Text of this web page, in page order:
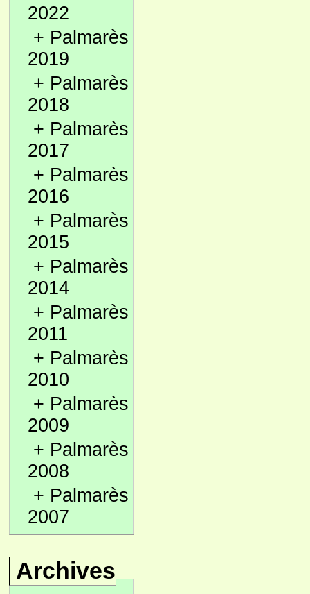
2022
+ Palmarès
2019
+ Palmarès
2018
+ Palmarès
2017
+ Palmarès
2016
+ Palmarès
2015
+ Palmarès
2014
+ Palmarès
2011
+ Palmarès
2010
+ Palmarès
2009
+ Palmarès
2008
+ Palmarès
2007
Archives